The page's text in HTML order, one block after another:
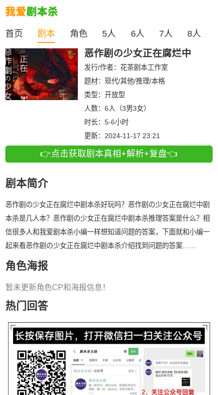
首页 剧本 角色 5人 6人 7人 8人
恶作剧の少女正在腐烂中
发行/作者： 花茶剧本工作室
题材：现代/其他/推理/本格
类型： 开放型
人数： 6人（3男3女）
时长： 5-6小时
更新： 2024-11-17 23:21
👉点击获取剧本真相+解析+复盘👈
剧本简介
恶作剧の少女正在腐烂中剧本杀好玩吗？恶作剧の少女正在腐烂中剧
本杀是几人本？恶作剧の少女正在腐烂中剧本杀推理答案是什么？相
信很多人和我爱剧本杀小编一样想知道问题的答案，下面就和小编一
起来看恶作剧の少女正在腐烂中剧本杀介绍找到问题的答案……
角色海报
暂未更新角色CP和海报信息！
热门回答